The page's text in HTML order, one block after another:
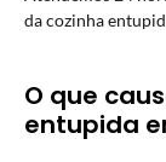
da cozinha
O que
entupida